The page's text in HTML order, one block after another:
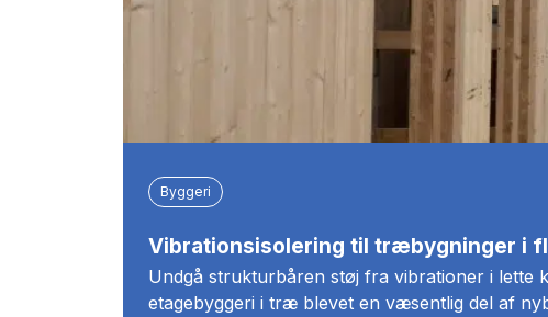
Byggeri
Vibrationsisolering til træbygninger i
Undgå strukturbåren støj fra vibrationer i lette
etagebyggeri i træ blevet en væsentlig del af